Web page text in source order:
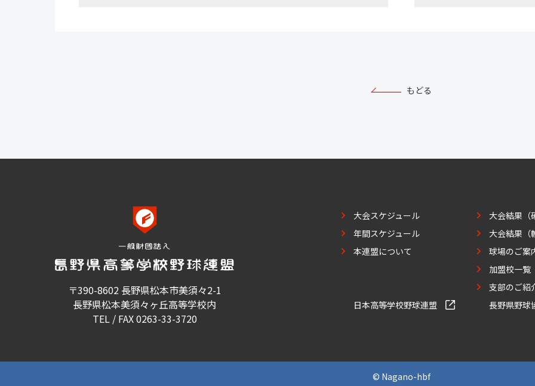
もどる
〒390-8602 長野県松本市美須々2-1
長野県松本美須々ヶ丘高等学校内
TEL / FAX 0263-33-3720
大会スケジュール
年間スケジュール
本連盟について
大会結果（
大会結果（
球場のご案
加盟校一覧
支部のご紹
日本高等学校野球連盟 長野県野球
© Nagano-hbf